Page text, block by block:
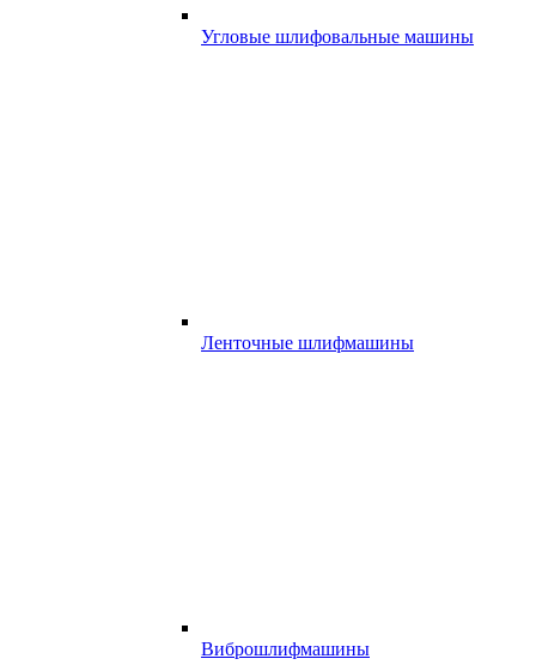
Угловые шлифовальные машины
Ленточные шлифмашины
Виброшлифмашины